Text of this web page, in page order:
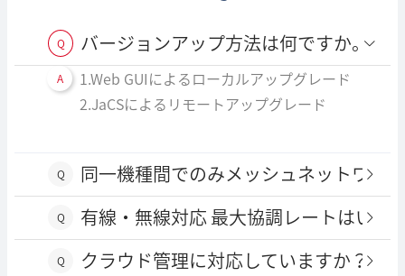
Q バージョンアップ方法は何ですか。
A
1.Web GUIによるローカルアップグレード
2.JaCSによるリモートアップグレード
Q 同一機種間でのみメッシュネットワー
Q 有線・無線対応 最大協調レートはいく
Q クラウド管理に対応していますか？